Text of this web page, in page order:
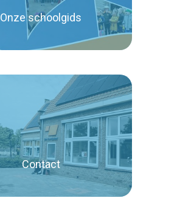
Onze schoolgids
Lees verder
Contact